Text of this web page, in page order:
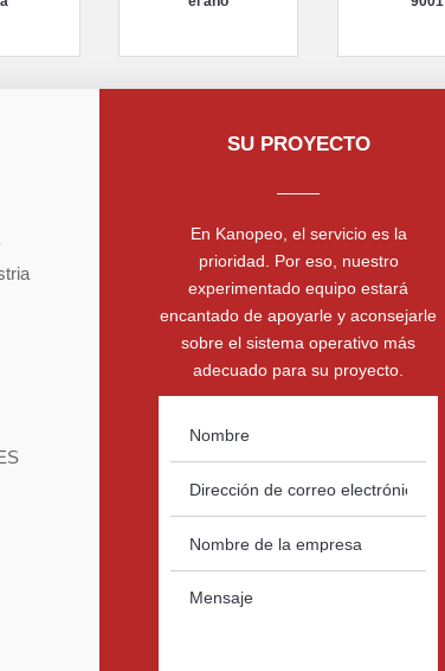
SU PROYECTO
En Kanopeo, el servicio es la
prioridad. Por eso, nuestro
experimentado equipo estará
encantado de apoyarle y aconsejarle
sobre el sistema operativo más
adecuado para su proyecto.